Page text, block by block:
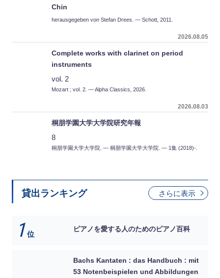
Chin
herausgegeben von Stefan Drees. — Schott, 2011.
2026.08.05
Complete works with clarinet on period
instruments
vol. 2
Mozart ; vol. 2. — Alpha Classics, 2026.
2026.08.03
桐朋学園大学大学院研究年報
8
桐朋学園大学大学院. — 桐朋学園大学大学院. — 1集 (2018)-.
貸出ランキング さらに表示
1 位
ピアノを愛する人のためのピアノ百科
Bachs Kantaten : das Handbuch : mit
53 Notenbeispielen und Abbildungen